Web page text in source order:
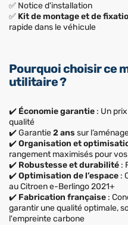
✅ Notice d'installation
✅ Kit de montage et de
rapide dans le véhicule
Pourquoi choisir ce
utilitaire ?
✔️ Économie garantie : Un
qualité
✔️ Garantie2 ans sur
✔️Organisation et
rangement maximisés pour
✔️ Robustesse et durabilité :
✔️Optimisation de l’espace :
au Citroen e-Berlingo 2021+
✔️ Fabrication française :
garantir une qualité optimale,
l'empreinte carbone